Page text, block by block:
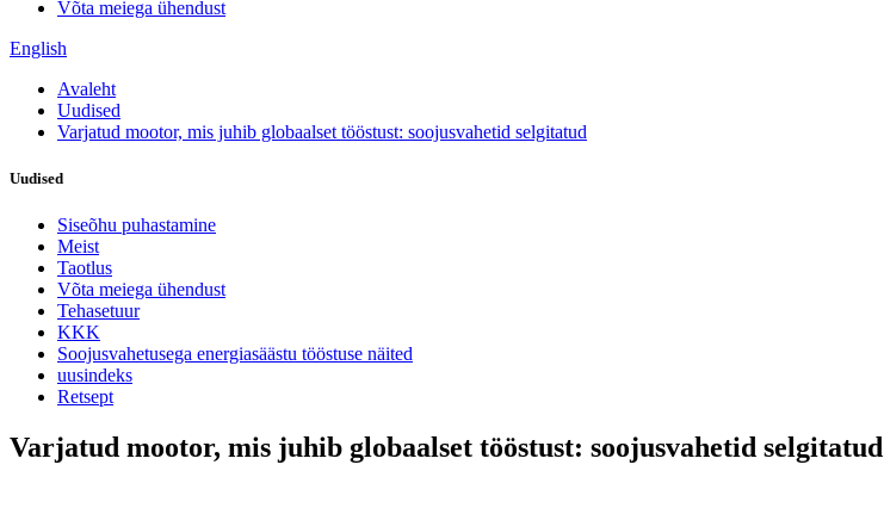
Võta meiega ühendust
English
Avaleht
Uudised
Varjatud mootor, mis juhib globaalset tööstust: soojusvahetid selgitatud
Uudised
Siseõhu puhastamine
Meist
Taotlus
Võta meiega ühendust
Tehasetuur
KKK
Soojusvahetusega energiasäästu tööstuse näited
uusindeks
Retsept
Varjatud mootor, mis juhib globaalset tööstust: soojusvahetid selgitatud